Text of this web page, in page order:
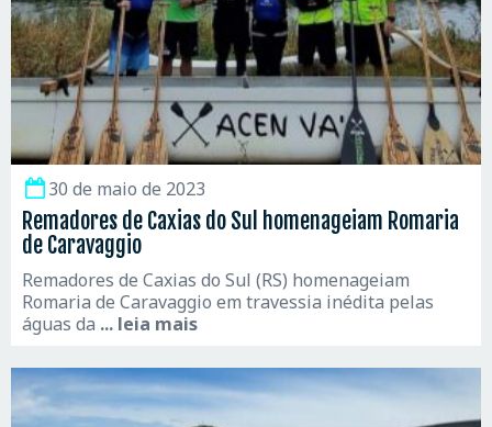
30 de maio de 2023
Remadores de Caxias do Sul homenageiam Romaria
de Caravaggio
Remadores de Caxias do Sul (RS) homenageiam
Romaria de Caravaggio em travessia inédita pelas
águas da ... leia mais